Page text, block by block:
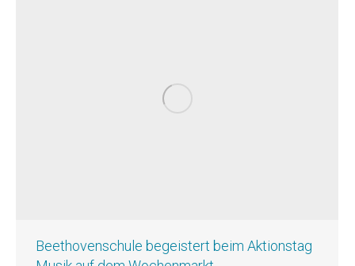
Beethovenschule begeistert beim Aktionstag